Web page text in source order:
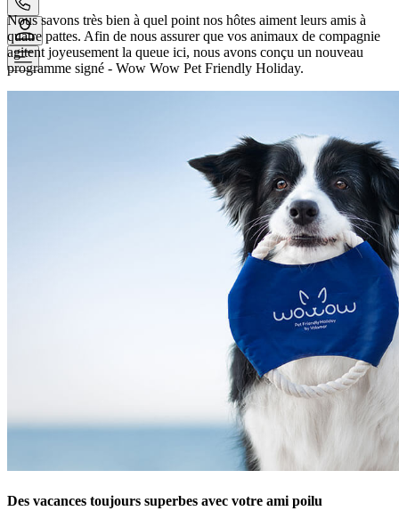
Nous savons très bien à quel point nos hôtes aiment leurs amis à
quatre pattes. Afin de nous assurer que vos animaux de compagnie
agitent joyeusement la queue ici, nous avons conçu un nouveau
programme signé - Wow Wow Pet Friendly Holiday.
Des vacances toujours superbes avec votre ami poilu